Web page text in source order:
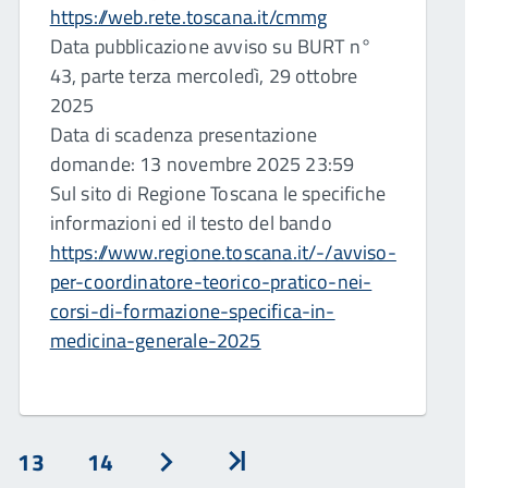
https://web.rete.toscana.it/cmmg
Data pubblicazione avviso su BURT n°
43, parte terza mercoledì, 29 ottobre
2025
Data di scadenza presentazione
domande: 13 novembre 2025 23:59
Sul sito di Regione Toscana le specifiche
informazioni ed il testo del bando
https://www.regione.toscana.it/-/avviso-
per-coordinatore-teorico-pratico-nei-
corsi-di-formazione-specifica-in-
medicina-generale-2025
13 14